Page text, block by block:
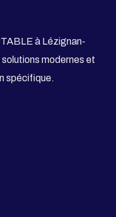
à Lézignan-
modernes et
spécifique.